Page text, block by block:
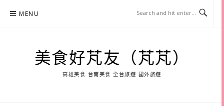
MENU
美食好芃友（芃芃）
高雄美食 台南美食 全台旅遊 國外旅遊